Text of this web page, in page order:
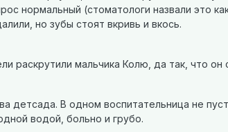
нормальный (стоматологи назвали это
но зубы стоят вкривь и вкось.
раскрутили мальчика Колю, да так, что
детсада. В одном воспитательница не
водой, больно и грубо.